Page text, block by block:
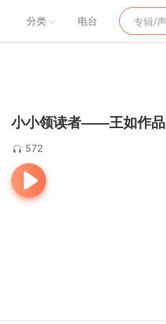
分类 电台
小小领读者——王如作品
572